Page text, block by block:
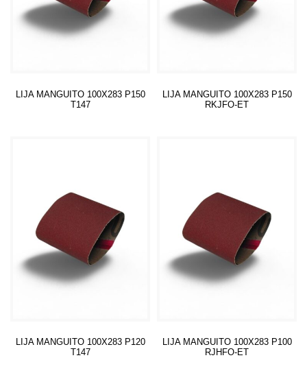
LIJA MANGUITO 100X283 P150
T147
LIJA MANGUITO 100X283 P150
RKJFO-ET
LIJA MANGUITO 100X283 P120
T147
LIJA MANGUITO 100X283 P100
RJHFO-ET